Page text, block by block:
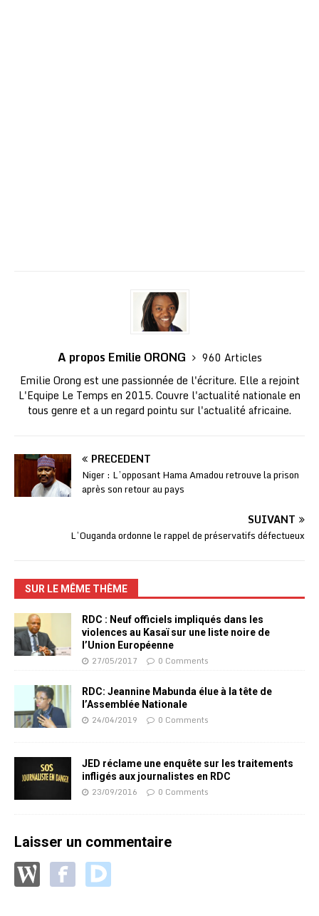
A propos Emilie ORONG
960 Articles
Emilie Orong est une passionnée de l'écriture. Elle a rejoint
L'Equipe Le Temps en 2015. Couvre l'actualité nationale en
tous genre et a un regard pointu sur l'actualité africaine.
PRÉCÉDENT
Niger : L’opposant Hama Amadou retrouve la prison
après son retour au pays
SUIVANT
L’Ouganda ordonne le rappel de préservatifs défectueux
SUR LE MÊME THÈME
RDC : Neuf officiels impliqués dans les
violences au Kasaï sur une liste noire de
l’Union Européenne
27/05/2017 0 Comments
RDC: Jeannine Mabunda élue à la tête de
l’Assemblée Nationale
24/04/2019 0 Comments
JED réclame une enquête sur les traitements
infligés aux journalistes en RDC
23/09/2016 0 Comments
Laisser un commentaire